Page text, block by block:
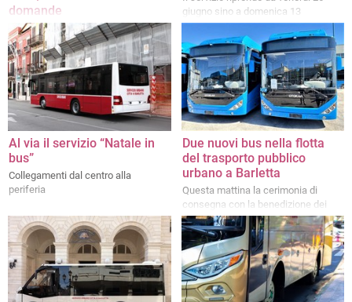
domande
Richiesta online a partire dal 29
giugno al 31 luglio 2026 tramite
SPID o CIE
giugno sino a domenica 13
settembre
Al via il servizio “Natale in
bus”
Collegamenti dal centro alla
periferia
Due nuovi bus nella flotta
del trasporto pubblico
urbano a Barletta
Questa mattina la cerimonia di
consegna con la benedizione dei
mezzi